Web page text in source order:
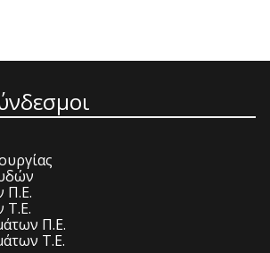
Π.Ε.
Τ.Ε.
Π.Ε.
Τ.Ε.